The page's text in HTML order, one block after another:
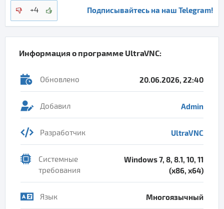
+4 Подписывайтесь на наш Telegram!
Информация о программе UltraVNC:
Обновлено 20.06.2026, 22:40
Добавил Admin
Разработчик UltraVNC
Системные
требования
Windows 7, 8, 8.1, 10, 11
(x86, x64)
Язык Многоязычный